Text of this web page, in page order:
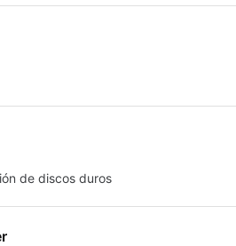
de discos duros